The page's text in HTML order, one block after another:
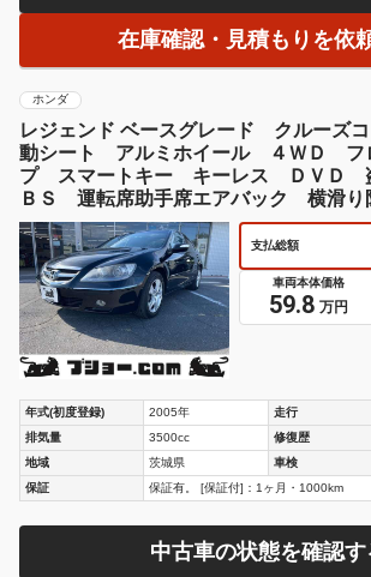
在庫確認・見積もりを依
ホンダ
レジェンド ベースグレード クルーズ
動シート アルミホイール ４ＷＤ フ
プ スマートキー キーレス ＤＶＤ
ＢＳ 運転席助手席エアバック 横滑
突緩和ヘッドレスト
支払総額
車両本体価格
59.8 万円
年式(初度登録) 2005年 走行
排気量
3500cc 修復歴
地域
茨城県 車検
保証
保証有。 [保証付]：1ヶ月・1000km
中古車の状態を確認す